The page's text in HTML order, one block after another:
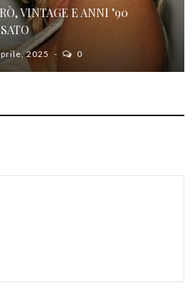
VINTAGE E ANNI ’90
2025 0